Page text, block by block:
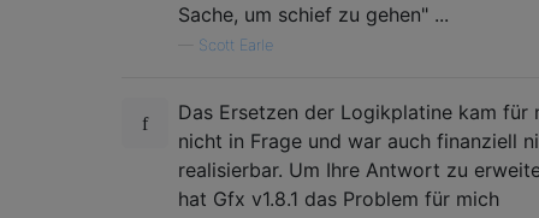
com.apple.iokit.IOFireWireIP    2.2.6
com.apple.driver.AppleSMBusController
com.apple.iokit.IONDRVSupport   2.4.1
com.apple.driver.AppleHDAController
com.apple.iokit.IOGraphicsFamily    2.4.1
Sache, um schief zu gehen" ...
Scott Earle
Das Ersetzen der Logikplatine kam für
nicht in Frage und war auch finanziell
realisierbar. Um Ihre Antwort zu
hat Gfx v1.8.1 das Problem für mich